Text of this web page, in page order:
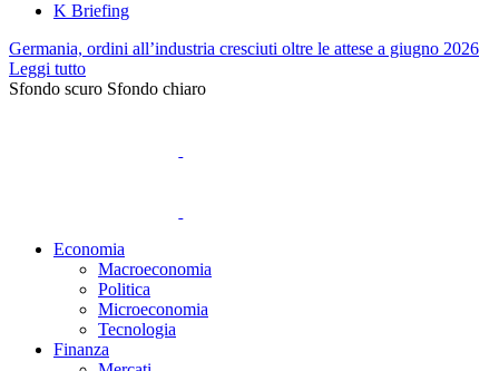
K Briefing
Germania, ordini all’industria cresciuti oltre le attese a giugno 2026
Leggi tutto
Sfondo scuro Sfondo chiaro
Economia
Macroeconomia
Politica
Microeconomia
Tecnologia
Finanza